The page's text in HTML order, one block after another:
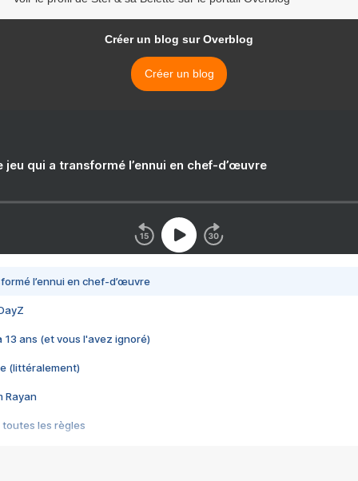
Créer un blog sur Overblog
Créer un blog
jeu qui a transformé l’ennui en chef-d’œuvre
l’ennui en chef-d’œuvre
13 ans (et vous l'avez ignoré)
(littéralement)
Rayan
toutes les règles